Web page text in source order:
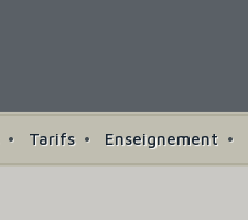
Tarifs Enseignement